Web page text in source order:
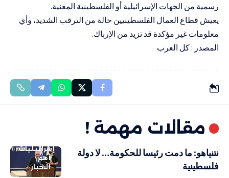
رسمية من الجهات الإسرائيلية أو الفلسطينية المعنية.
يعيش قطاع العمال الفلسطينيين حالة من الترقب الشديد، وأي
معلومات غير مؤكدة قد تزيد من الإرباك.
المصدر : كل العرب
مقالات مهمة !
إسرائيليات
أهم
الاخبار
نتنياهو: ما دمت رئيسا للحكومة… لا دولة
فلسطينية